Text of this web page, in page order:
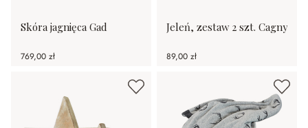
Skóra jagnięca Gad
769,00 zł
Jeleń, zestaw 2 szt. Cagny
89,00 zł